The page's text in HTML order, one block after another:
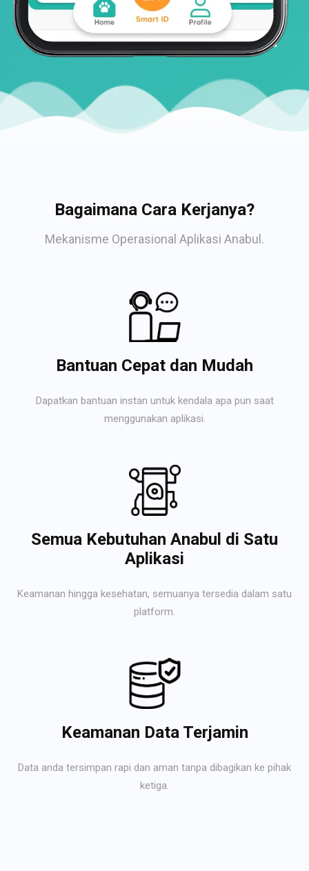
Bagaimana Cara Kerjanya?
Mekanisme Operasional Aplikasi Anabul.
Bantuan Cepat dan Mudah
Dapatkan bantuan instan untuk kendala apa pun saat
menggunakan aplikasi.
Semua Kebutuhan Anabul di Satu
Aplikasi
Keamanan hingga kesehatan, semuanya tersedia dalam satu
platform.
Keamanan Data Terjamin
Data anda tersimpan rapi dan aman tanpa dibagikan ke pihak
ketiga.